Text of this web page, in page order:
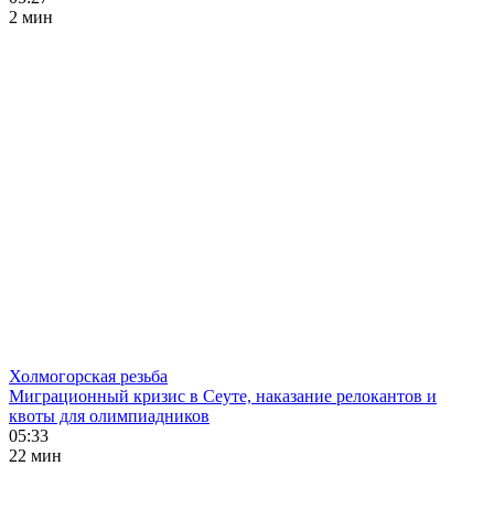
2 мин
Холмогорская резьба
Миграционный кризис в Сеуте, наказание релокантов и
квоты для олимпиадников
05:33
22 мин